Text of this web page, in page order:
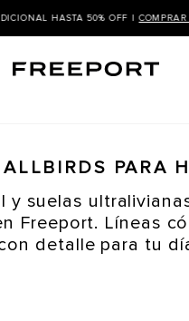
HASTA 50% OFF |
ALLBIRDS PARA
y suelas
Freeport. Líneas
detalle para tu